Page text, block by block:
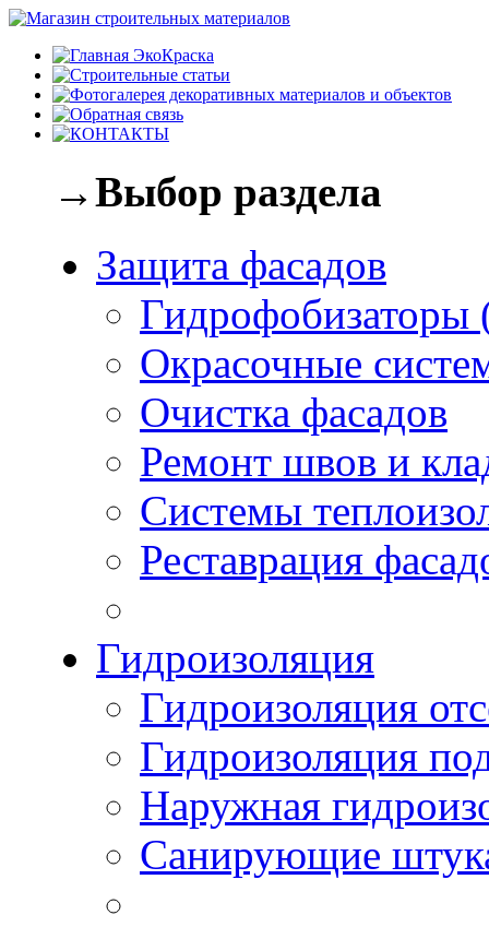
→Выбор раздела
Защита фасадов
Гидрофобизаторы
Окрасочные
Очистка фасадов
Ремонт швов и
Системы
Реставрация
Гидроизоляция
Гидроизоляция
Гидроизоляция
Наружная
Санирующие